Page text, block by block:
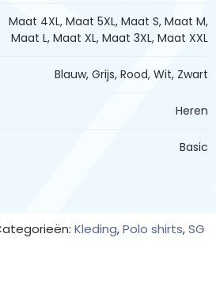
Maat 4XL, Maat 5XL, Maat S, Maat M,
Maat L, Maat XL, Maat 3XL, Maat XXL
Blauw, Grijs, Rood, Wit, Zwart
Heren
Basic
Kleding,Polo shirts,SG